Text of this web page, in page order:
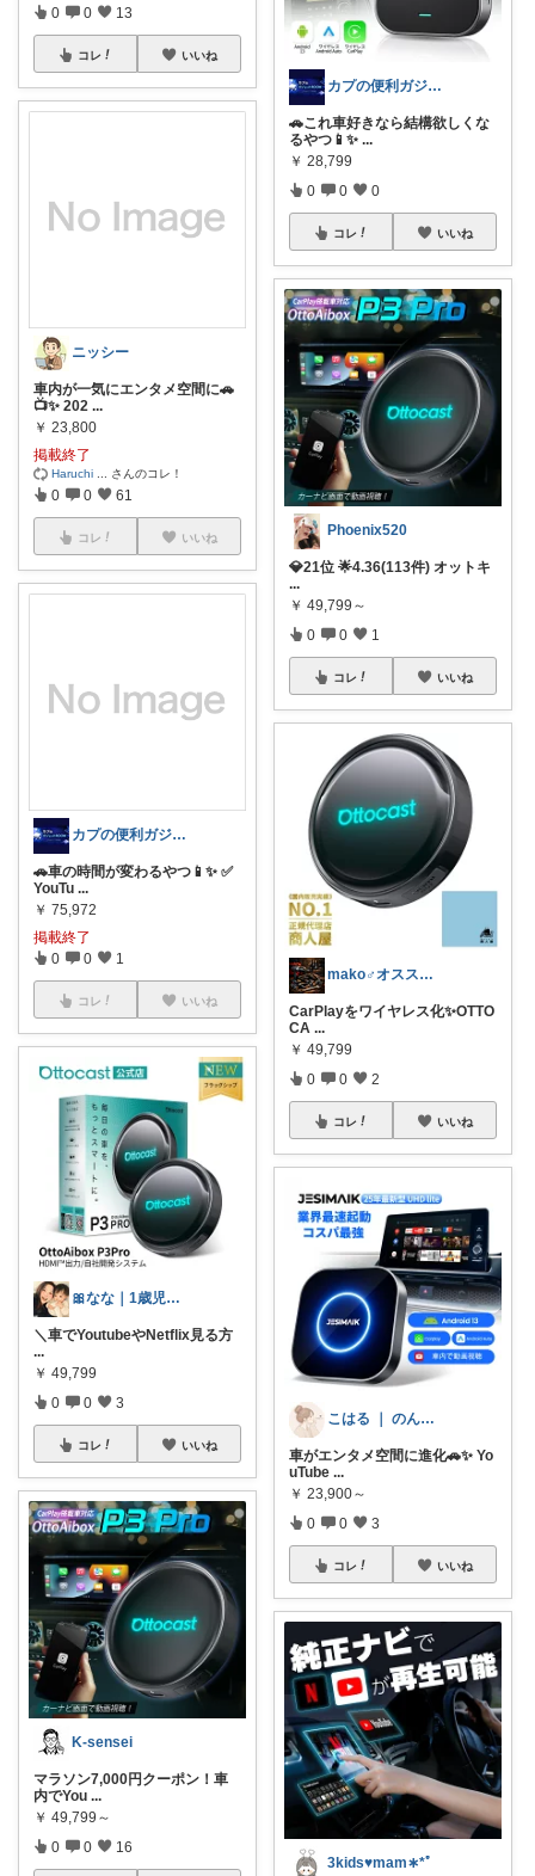
0 0 13
コレ いいね
ニッシー
車内が一気にエンタメ空間に🚗
📺✨ 202 ...
￥ 23,800
掲載終了
Haruchi さんのコレ！
0 0 61
コレ いいね
カプの便利ガジェットROOM
🚗車の時間が変わるやつ📱✨ ✅
YouTu ...
￥ 75,972
掲載終了
0 0 1
コレ いいね
🎀なな｜1歳児ママの子育てアイテム🌟
＼車でYoutubeやNetflix見る方
...
￥ 49,799
0 0 3
コレ いいね
K-sensei
マラソン7,000円クーポン！車
内でYou ...
￥ 49,799～
0 0 16
カプの便利ガジェットROOM
🚗これ車好きなら結構欲しくな
るやつ📱✨ ...
￥ 28,799
0 0 0
コレ いいね
Phoenix520
💎21位 🌟4.36(113件) オットキ
...
￥ 49,799～
0 0 1
コレ いいね
mako♂オススメ車バイク用品紹介
CarPlayをワイヤレス化✨OTTO
CA ...
￥ 49,799
0 0 2
コレ いいね
こはる ｜ のんびり暮らす🐈
車がエンタメ空間に進化🚗✨ Yo
uTube ...
￥ 23,900～
0 0 3
コレ いいね
3kids♥︎︎mam∗︎*ﾟ